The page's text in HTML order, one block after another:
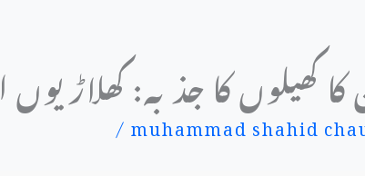
کا کھیلوں کا جذبہ:
muhammad shahid
/